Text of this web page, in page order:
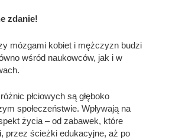
zdanie!
mózgami kobiet i mężczyzn budzi
wśród naukowców, jak i w
płciowych są głęboko
społeczeństwie. Wpływają na
życia – od zabawek, które
przez ścieżki edukacyjne, aż po